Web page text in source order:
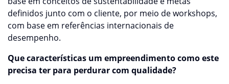
definidos junto com o cliente, por meio de workshops,
com base em referências internacionais de
desempenho.
Que características um empreendimento como este
precisa ter para perdurar com qualidade?